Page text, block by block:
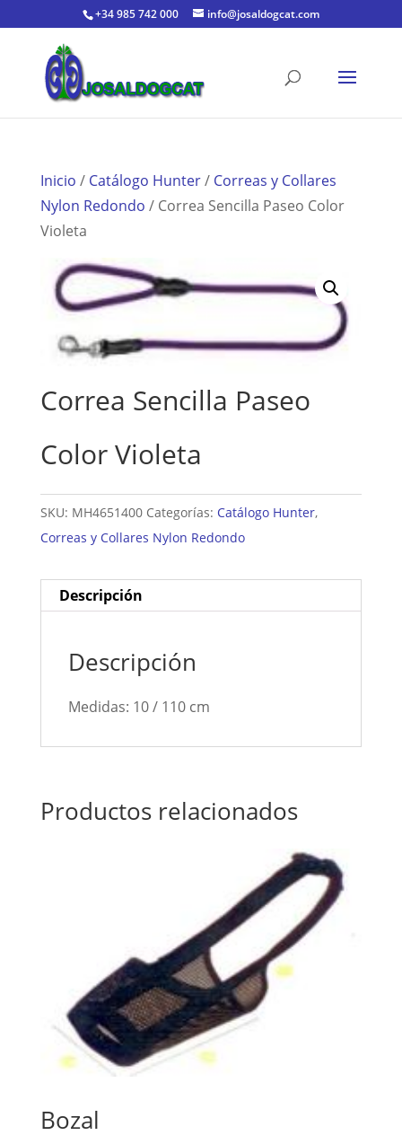
+34 985 742 000 info@josaldogcat.com
Inicio / Catálogo Hunter/ Correas y Collares
Nylon Redondo / Correa Sencilla Paseo Color
Violeta
Correa Sencilla Paseo
Color Violeta
SKU: MH4651400 Categorías: Catálogo Hunter,
Correas y Collares Nylon Redondo
Descripción
Descripción
Medidas: 10 / 110 cm
Productos relacionados
Bozal